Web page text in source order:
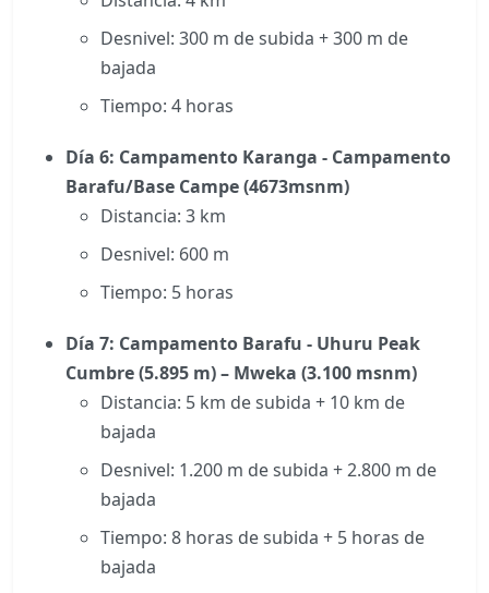
Desnivel: 300 m de subida + 300 m de
bajada
Tiempo: 4 horas
Día 6: Campamento Karanga - Campamento
Barafu/Base Campe (4673msnm)
Distancia: 3 km
Desnivel: 600 m
Tiempo: 5 horas
Día 7: Campamento Barafu - Uhuru Peak
Cumbre (5.895 m) – Mweka (3.100 msnm)
Distancia: 5 km de subida + 10 km de
bajada
Desnivel: 1.200 m de subida + 2.800 m de
bajada
Tiempo: 8 horas de subida + 5 horas de
bajada